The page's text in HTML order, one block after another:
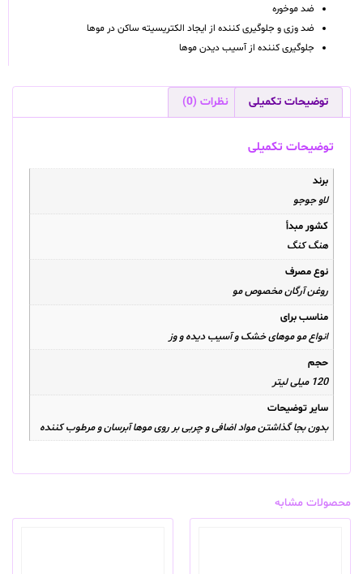
ضد موخوره
ضد وزی و جلوگیری کننده از ایجاد الکتریسیته ساکن در موها
جلوگیری کننده از آسیب دیدن موها
توضیحات تکمیلی نظرات (0)
توضیحات تکمیلی
برند
لاو جوجو
کشور مبدأ
هنگ کنگ
نوع مصرف
روغن آرگان مخصوص مو
مناسب برای
انواع مو موهای خشک و آسیب دیده و وز
حجم
120 میلی لیتر
سایر توضیحات
بدون بجا گذاشتن مواد اضافی و چربی بر روی موها آبرسان و مرطوب کننده
محصولات مشابه